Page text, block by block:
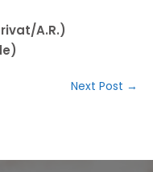
A.R.)
Next Post →